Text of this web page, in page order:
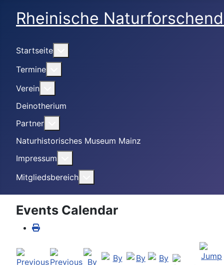
Rheinische
Startseite
Termine
Verein
Deinotherium
Partner
Naturhistorisches Museum Mainz
Impressum
Mitgliedsbereich
Events Calendar